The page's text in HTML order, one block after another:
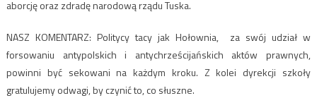
aborcję oraz zdradę narodową rządu Tuska.
NASZ KOMENTARZ: Politycy tacy jak Hołownia, za swój udział w
forsowaniu antypolskich i antychrześcijańskich aktów prawnych,
powinni być sekowani na każdym kroku. Z kolei dyrekcji szkoły
gratulujemy odwagi, by czynić to, co słuszne.